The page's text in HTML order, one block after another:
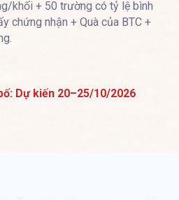
khối + 50 trường có tỷ lệ bình
chứng nhận + Quà của BTC +
Dự kiến 20–25/10/2026